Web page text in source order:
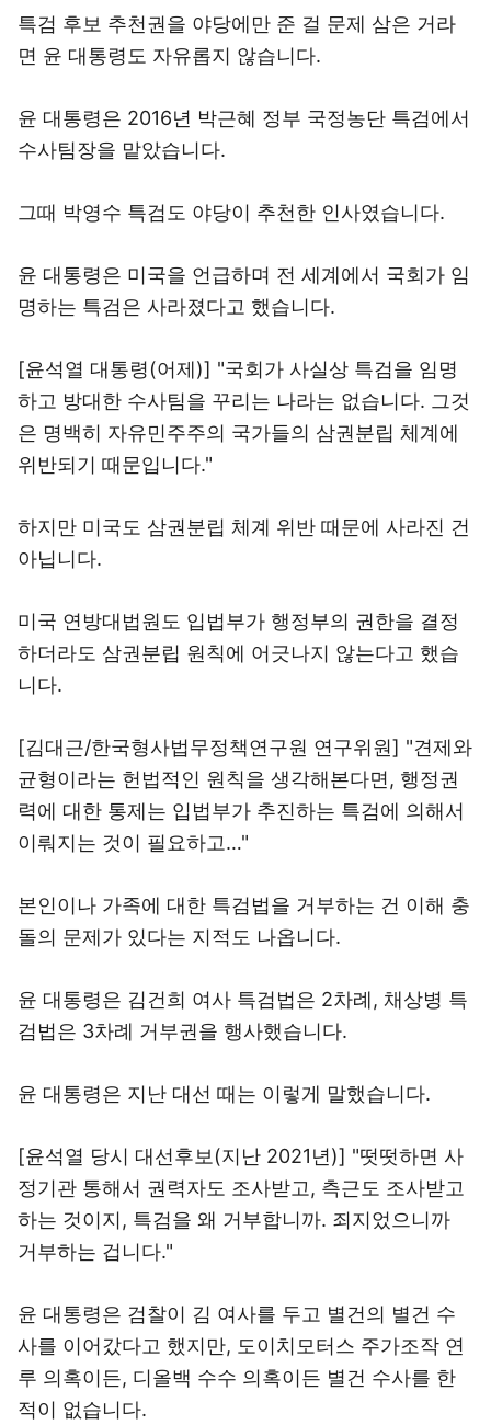
특검 후보 추천권을 야당에만 준 걸 문제 삼은 거라
면 윤 대통령도 자유롭지 않습니다.
윤 대통령은 2016년 박근혜 정부 국정농단 특검에서
수사팀장을 맡았습니다.
그때 박영수 특검도 야당이 추천한 인사였습니다.
윤 대통령은 미국을 언급하며 전 세계에서 국회가 임
명하는 특검은 사라졌다고 했습니다.
[윤석열 대통령(어제)] "국회가 사실상 특검을 임명
하고 방대한 수사팀을 꾸리는 나라는 없습니다. 그것
은 명백히 자유민주주의 국가들의 삼권분립 체계에
위반되기 때문입니다."
하지만 미국도 삼권분립 체계 위반 때문에 사라진 건
아닙니다.
미국 연방대법원도 입법부가 행정부의 권한을 결정
하더라도 삼권분립 원칙에 어긋나지 않는다고 했습
니다.
[김대근/한국형사법무정책연구원 연구위원] "견제와
균형이라는 헌법적인 원칙을 생각해본다면, 행정권
력에 대한 통제는 입법부가 추진하는 특검에 의해서
이뤄지는 것이 필요하고…"
본인이나 가족에 대한 특검법을 거부하는 건 이해 충
돌의 문제가 있다는 지적도 나옵니다.
윤 대통령은 김건희 여사 특검법은 2차례, 채상병 특
검법은 3차례 거부권을 행사했습니다.
윤 대통령은 지난 대선 때는 이렇게 말했습니다.
[윤석열 당시 대선후보(지난 2021년)] "떳떳하면 사
정기관 통해서 권력자도 조사받고, 측근도 조사받고
하는 것이지, 특검을 왜 거부합니까. 죄지었으니까
거부하는 겁니다."
윤 대통령은 검찰이 김 여사를 두고 별건의 별건 수
사를 이어갔다고 했지만, 도이치모터스 주가조작 연
루 의혹이든, 디올백 수수 의혹이든 별건 수사를 한
적이 없습니다.